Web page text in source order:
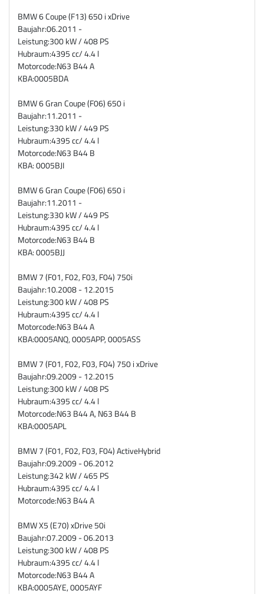
BMW 6 Coupe (F13) 650 i xDrive
Baujahr:06.2011 -
Leistung:300 kW / 408 PS
Hubraum:4395 cc/ 4.4 l
Motorcode:N63 B44 A
KBA:0005BDA
BMW 6 Gran Coupe (F06) 650 i
Baujahr:11.2011 -
Leistung:330 kW / 449 PS
Hubraum:4395 cc/ 4.4 l
Motorcode:N63 B44 B
KBA: 0005BJI
BMW 6 Gran Coupe (F06) 650 i
Baujahr:11.2011 -
Leistung:330 kW / 449 PS
Hubraum:4395 cc/ 4.4 l
Motorcode:N63 B44 B
KBA: 0005BJJ
BMW 7 (F01, F02, F03, F04) 750i
Baujahr:10.2008 - 12.2015
Leistung:300 kW / 408 PS
Hubraum:4395 cc/ 4.4 l
Motorcode:N63 B44 A
KBA:0005ANQ, 0005APP, 0005ASS
BMW 7 (F01, F02, F03, F04) 750 i xDrive
Baujahr:09.2009 - 12.2015
Leistung:300 kW / 408 PS
Hubraum:4395 cc/ 4.4 l
Motorcode:N63 B44 A, N63 B44 B
KBA:0005APL
BMW 7 (F01, F02, F03, F04) ActiveHybrid
Baujahr:09.2009 - 06.2012
Leistung:342 kW / 465 PS
Hubraum:4395 cc/ 4.4 l
Motorcode:N63 B44 A
BMW X5 (E70) xDrive 50i
Baujahr:07.2009 - 06.2013
Leistung:300 kW / 408 PS
Hubraum:4395 cc/ 4.4 l
Motorcode:N63 B44 A
KBA:0005AYE, 0005AYF